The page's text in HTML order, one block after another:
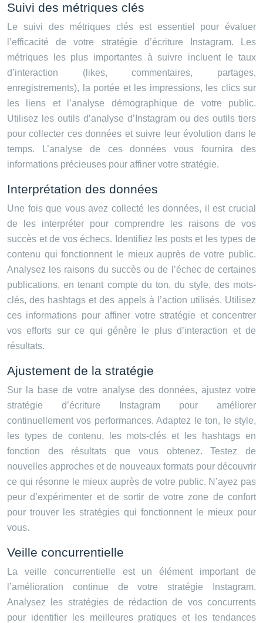
Suivi des métriques clés
Le suivi des métriques clés est essentiel pour évaluer
l’efficacité de votre stratégie d’écriture Instagram. Les
métriques les plus importantes à suivre incluent le taux
d’interaction (likes, commentaires, partages,
enregistrements), la portée et les impressions, les clics sur
les liens et l’analyse démographique de votre public.
Utilisez les outils d’analyse d’Instagram ou des outils tiers
pour collecter ces données et suivre leur évolution dans le
temps. L’analyse de ces données vous fournira des
informations précieuses pour affiner votre stratégie.
Interprétation des données
Une fois que vous avez collecté les données, il est crucial
de les interpréter pour comprendre les raisons de vos
succès et de vos échecs. Identifiez les posts et les types de
contenu qui fonctionnent le mieux auprès de votre public.
Analysez les raisons du succès ou de l’échec de certaines
publications, en tenant compte du ton, du style, des mots-
clés, des hashtags et des appels à l’action utilisés. Utilisez
ces informations pour affiner votre stratégie et concentrer
vos efforts sur ce qui génère le plus d’interaction et de
résultats.
Ajustement de la stratégie
Sur la base de votre analyse des données, ajustez votre
stratégie d’écriture Instagram pour améliorer
continuellement vos performances. Adaptez le ton, le style,
les types de contenu, les mots-clés et les hashtags en
fonction des résultats que vous obtenez. Testez de
nouvelles approches et de nouveaux formats pour découvrir
ce qui résonne le mieux auprès de votre public. N’ayez pas
peur d’expérimenter et de sortir de votre zone de confort
pour trouver les stratégies qui fonctionnent le mieux pour
vous.
Veille concurrentielle
La veille concurrentielle est un élément important de
l’amélioration continue de votre stratégie Instagram.
Analysez les stratégies de rédaction de vos concurrents
pour identifier les meilleures pratiques et les tendances